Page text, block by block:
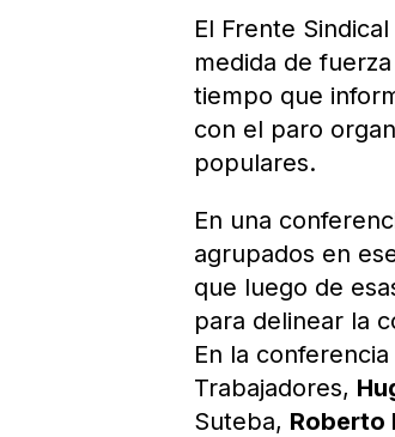
El Frente
medida de
tiempo que
con el paro
populares.
En una
agrupados en
que luego de
para delinear la
En la
Trabajadores,
Suteba, Roberto